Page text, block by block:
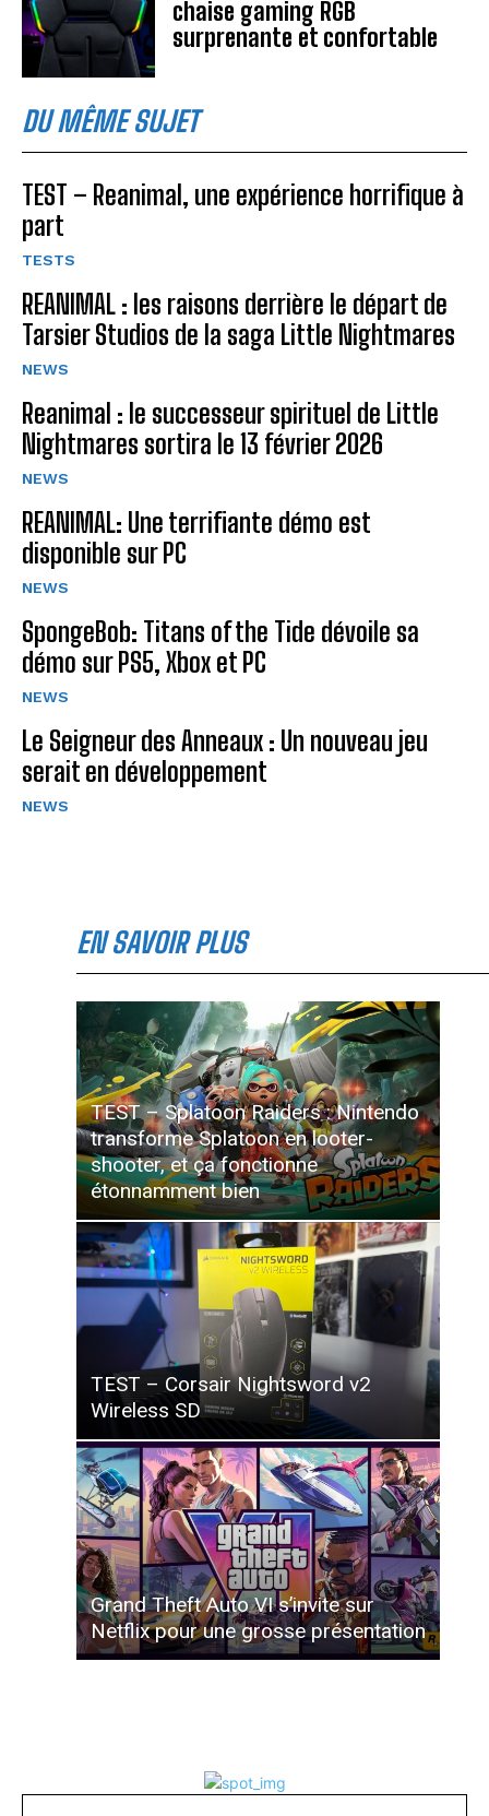
chaise gaming RGB
surprenante et confortable
DU MÊME SUJET
TEST – Reanimal, une expérience horrifique à
part
TESTS
REANIMAL : les raisons derrière le départ de
Tarsier Studios de la saga Little Nightmares
NEWS
Reanimal : le successeur spirituel de Little
Nightmares sortira le 13 février 2026
NEWS
REANIMAL: Une terrifiante démo est
disponible sur PC
NEWS
SpongeBob: Titans of the Tide dévoile sa
démo sur PS5, Xbox et PC
NEWS
Le Seigneur des Anneaux : Un nouveau jeu
serait en développement
NEWS
EN SAVOIR PLUS
TEST – Splatoon Raiders : Nintendo
transforme Splatoon en looter-
shooter, et ça fonctionne
étonnamment bien
TEST – Corsair Nightsword v2
Wireless SD
Grand Theft Auto VI s’invite sur
Netflix pour une grosse présentation